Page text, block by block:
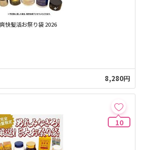
快髪活お祭り袋 2026
8,280円
10